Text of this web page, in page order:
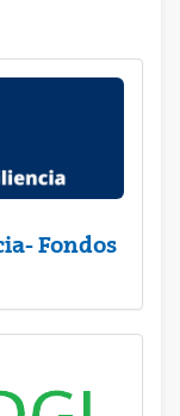
Fondos